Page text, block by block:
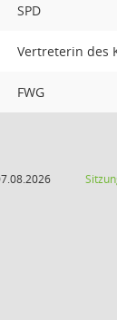
SPD
Vertreterin des
FWG